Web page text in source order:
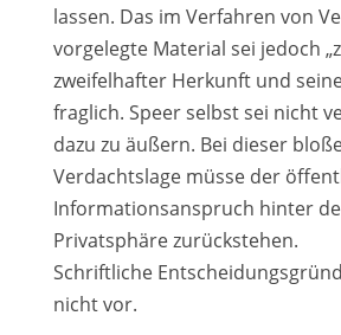
lassen. Das im Verfahren von
vorgelegte Material sei jedoch
zweifelhafter Herkunft und
fraglich. Speer selbst sei nicht
dazu zu äußern. Bei dieser
Verdachtslage müsse der
Informationsanspruch hinter
Privatsphäre zurückstehen.
Schriftliche
nicht vor.